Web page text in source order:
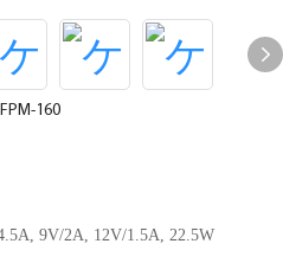
160
9V/2A, 12V/1.5A, 22.5W